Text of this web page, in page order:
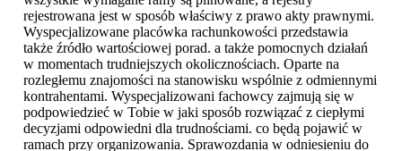
rejestrowana jest w sposób właściwy z prawo akty prawnymi.
Wyspecjalizowane placówka rachunkowości przedstawia
także źródło wartościowej porad. a także pomocnych działań
w momentach trudniejszych okolicznościach. Oparte na
rozległemu znajomości na stanowisku wspólnie z odmiennymi
kontrahentami. Wyspecjalizowani fachowcy zajmują się w
podpowiedzieć w Tobie w jaki sposób rozwiązać z ciepłymi
decyzjami odpowiedni dla trudnościami. co będą pojawić w
ramach przy organizowania. Sprawozdania w odniesieniu do